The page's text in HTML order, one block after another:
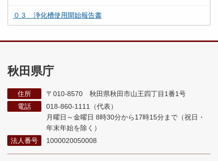
０３ 浄化槽使用開始報告書
秋田県庁
住所
〒010-8570 秋田県秋田市山王四丁目1番1号
電話
018-860-1111（代表）
月曜日～金曜日 8時30分から17時15分まで （祝日・
年末年始を除く）
法人番号
1000020050008